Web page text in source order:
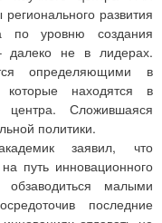
развития
по уровню создания
далеко не в лидерах.
определяющими в
которые находятся в
Сложившаяся
политики.
заявил, что
путь инновационного
малыми
последние